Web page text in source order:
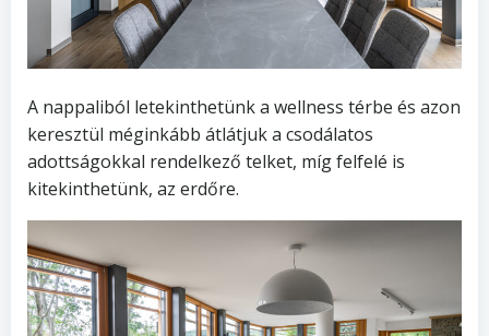
A nappaliból letekinthetünk a wellness térbe és azon
keresztül méginkább átlátjuk a csodálatos
adottságokkal rendelkező telket, míg felfelé is
kitekinthetünk, az erdőre.